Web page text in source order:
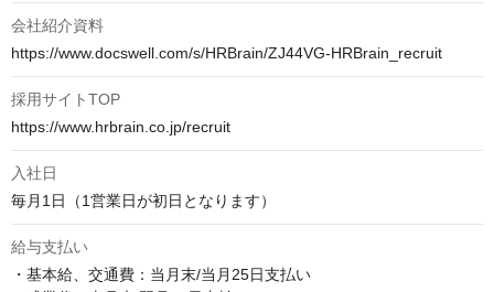
会社紹介資料
https://www.docswell.com/s/HRBrain/ZJ44VG-HRBrain_recruit
採用サイトTOP
https://www.hrbrain.co.jp/recruit
入社日
毎月1日（1営業日が初日となります）
給与支払い
・基本給、交通費：当月末/当月25日支払い